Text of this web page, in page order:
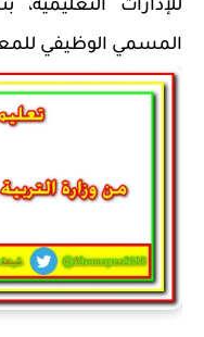
للإدارات
المسمي الوظيفي